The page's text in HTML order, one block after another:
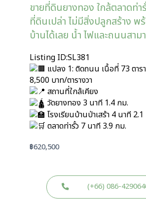
ขายที่ดินยางทอง ใกล้ตลาดท่า
ที่ดินเปล่า ไม่มีสิ่งปลูกสร้าง พ
บ้านได้เลย น้ำ ไฟและถนนสาม
Listing ID:SL381
แปลง 1: ติดถนน เนื้อที่ 73 ตาร
8,500 บาท/ตารางวา
สถานที่ใกล้เคียง
วัดยางทอง 3 นาที 1.4 กม.
โรงเรียนบ้านป่าเสร้า 4 นาที
ตลาดท่ารั้ว 7 นาที 3.9 กม.
฿620,500
(+66) 086-